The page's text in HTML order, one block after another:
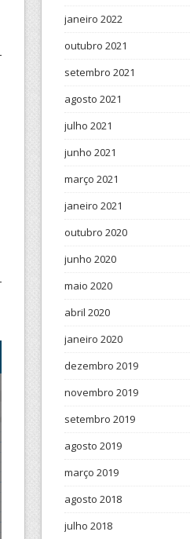
janeiro 2022
outubro 2021
setembro 2021
agosto 2021
julho 2021
junho 2021
março 2021
janeiro 2021
outubro 2020
junho 2020
maio 2020
abril 2020
janeiro 2020
dezembro 2019
novembro 2019
setembro 2019
agosto 2019
março 2019
agosto 2018
julho 2018